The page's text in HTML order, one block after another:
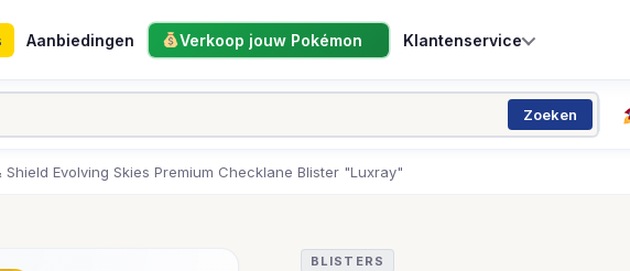
Aanbiedingen Verkoop jouw Pokémon Klantenservice
Zoeken
Shield Evolving Skies Premium Checklane Blister "Luxray"
BLISTERS